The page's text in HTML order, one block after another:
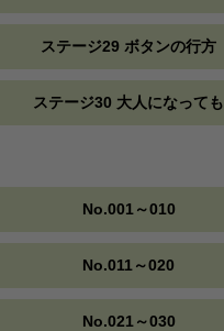
ステージ29 ボタンの行方
ステージ30 大人になっても
No.001～010
No.011～020
No.021～030